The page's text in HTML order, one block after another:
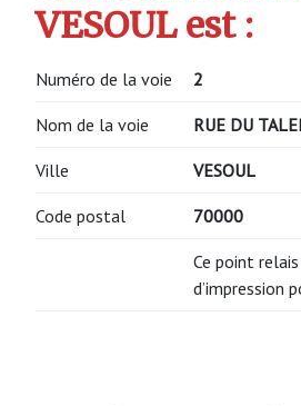
VESOUL est :
Numéro de la voie 2
Nom de la voie RUE DU
Ville VESOUL
Code postal 70000
Ce point relais
d’impression